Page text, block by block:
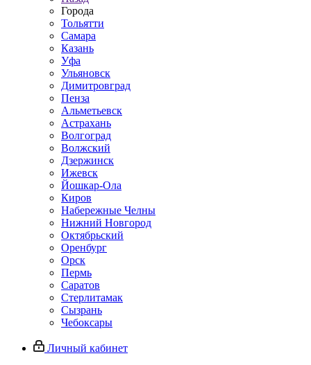
Города
Тольятти
Самара
Казань
Уфа
Ульяновск
Димитровград
Пенза
Альметьевск
Астрахань
Волгоград
Волжский
Дзержинск
Ижевск
Йошкар-Ола
Киров
Набережные Челны
Нижний Новгород
Октябрьский
Оренбург
Орск
Пермь
Саратов
Стерлитамак
Сызрань
Чебоксары
Личный кабинет